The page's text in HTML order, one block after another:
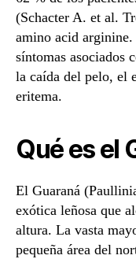
(Schacter A. et al.
amino acid
síntomas asociados
la caída del pelo, el
eritema.
Qué es el
El Guaraná
exótica leñosa que
altura. La vasta
pequeña área del